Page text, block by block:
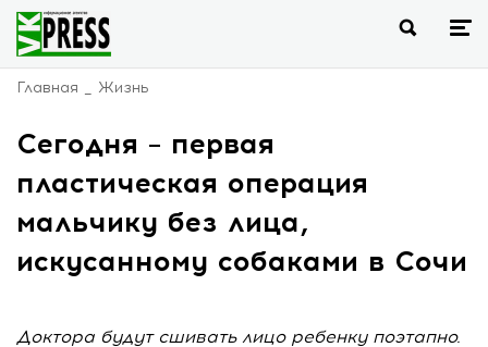
Главная Жизнь
Сегодня – первая
пластическая операция
мальчику без лица,
искусанному собаками в Сочи
Доктора будут сшивать лицо ребенку поэтапно.